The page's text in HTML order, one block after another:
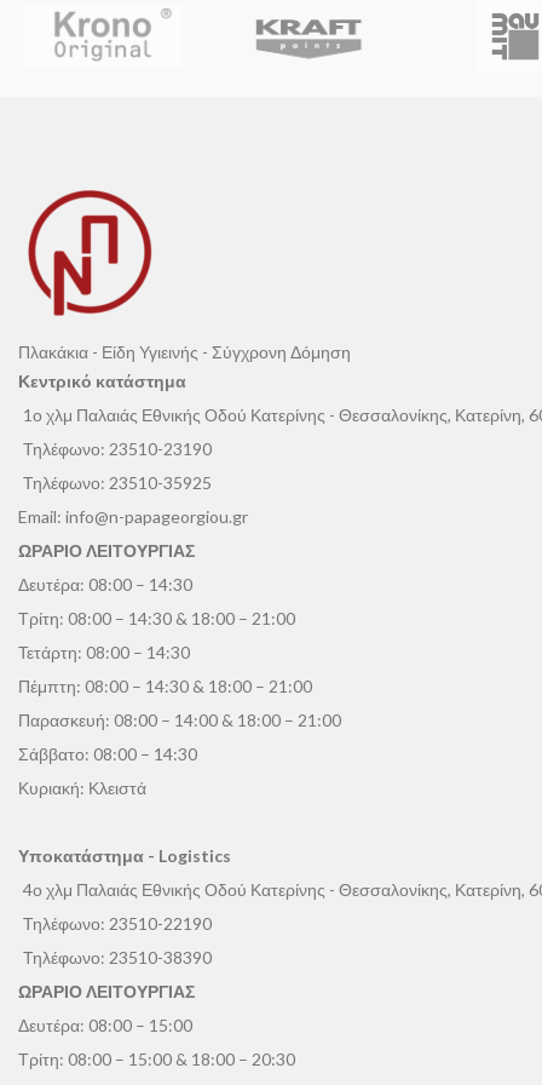
διαχρονική κομψότητα. Με
διάταξη και ακανόνιστα τεμάχιαενταγμένα
σε ακριβές πλαίσιο, προσφέρει μοναδική
και απόλυτη αισθητική συνέπεια.
Altaiaενσωματώνεται άψογα σε σύγχρονα
υλικά όπως το γυαλί, το μέταλλο και το ξύλο,
καθιστώντας την κορυφαία επιλογή για
εκλεπτυσμένες προσόψεις και εσωτερικά
θυμίζει
δημιουργεί
Πλακάκια - Είδη Υγιεινής - Σύγχρονη Δόμηση
Κεντρικό κατάστημα
1ο χλμ Παλαιάς Εθνικής Οδού Κατερίνης - Θεσσαλονίκης, Κατερίνη,
Τηλέφωνο: 23510-23190
Τηλέφωνο: 23510-35925
Email: info@n-papageorgiou.gr
ΩΡΑΡΙΟ ΛΕΙΤΟΥΡΓΙΑΣ
Δευτέρα: 08:00 – 14:30
Τρίτη: 08:00 – 14:30 & 18:00 – 21:00
Τετάρτη: 08:00 – 14:30
Πέμπτη: 08:00 – 14:30 & 18:00 – 21:00
Παρασκευή: 08:00 – 14:00 & 18:00 – 21:00
Σάββατο: 08:00 – 14:30
Κυριακή: Κλειστά
Υποκατάστημα - Logistics
4ο χλμ Παλαιάς Εθνικής Οδού Κατερίνης - Θεσσαλονίκης, Κατερίνη,
Τηλέφωνο: 23510-22190
Τηλέφωνο: 23510-38390
ΩΡΑΡΙΟ ΛΕΙΤΟΥΡΓΙΑΣ
Δευτέρα: 08:00 – 15:00
Τρίτη: 08:00 – 15:00 & 18:00 – 20:30